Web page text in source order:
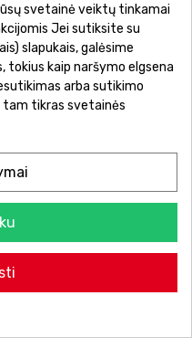
Prekių pristatymas
Atsiskaitymo būdai
svetainė veiktų tinkamai
Jei sutiksite su
slapukais, galėsime
tokius kaip naršymo elgsena
arba sutikimo
tam tikras svetainės